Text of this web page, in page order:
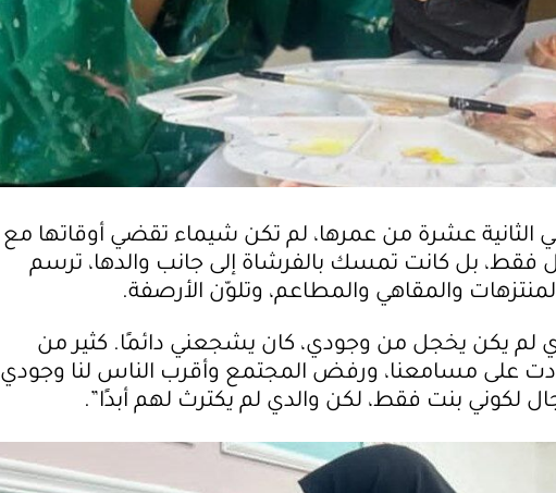
الثانية عشرة من عمرها، لم تكن شيماء تقضي أوقاتها مع
فقط، بل كانت تمسك بالفرشاة إلى جانب والدها، ترسم
والمقاهي والمطاعم، وتلوّن الأرصفة.
لم يكن يخجل من وجودي، كان يشجعني دائمًا. كثير من
على مسامعنا، ورفض المجتمع وأقرب الناس لنا وجودي
لكوني بنت فقط، لكن والدي لم يكترث لهم أبدًا”.